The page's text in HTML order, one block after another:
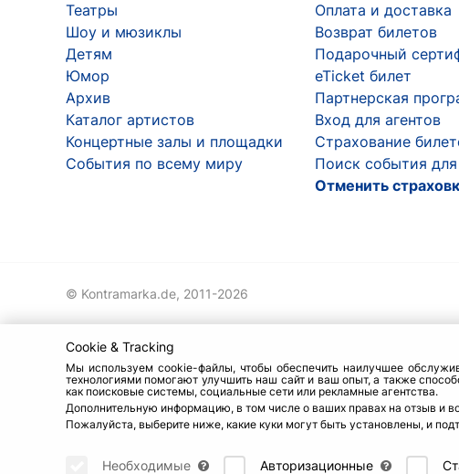
Театры
Шоу и мюзиклы
Детям
Юмор
Архив
Каталог артистов
Концертные залы и площадки
События по всему миру
Оплата и доставка
Возврат билетов
Подарочный
eTicket билет
Партнерская
Вход для агентов
Страхование
Поиск события для
Отменить
© Kontramarka.de, 2011-2026
Cookie & Tracking
Мы используем cookie-файлы, чтобы обеспечить наилучшее
технологиями помогают улучшить наш сайт и ваш опыт, а также
как поисковые системы, социальные сети или рекламные агентства.
Дополнительную информацию, в том числе о ваших правах на отзыв и
Пожалуйста, выберите ниже, какие куки могут быть установлены, и
Необходимые Авторизационные